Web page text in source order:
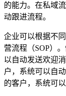
的能力。在私域
动跟进流程。
企业可以根据不
营流程（SOP）
以自动发送欢迎
户，系统可以自
的客户，系统可